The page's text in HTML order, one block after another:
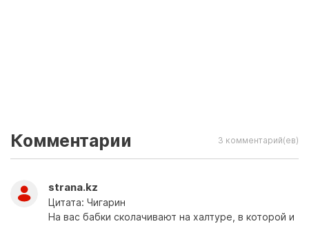
Комментарии 3 комментарий(ев)
strana.kz
Цитата: Чигарин
На вас бабки сколачивают на халтуре, в которой и